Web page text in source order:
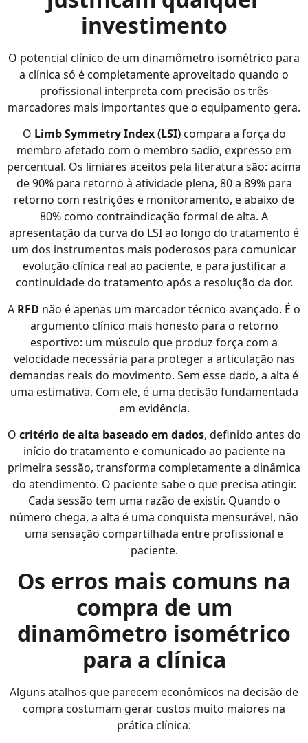
investimento
O potencial clínico de um dinamômetro isométrico para
a clínica só é completamente aproveitado quando o
profissional interpreta com precisão os três
marcadores mais importantes que o equipamento gera.
O Limb Symmetry Index (LSI)compara a força do
membro afetado com o membro sadio, expresso em
percentual. Os limiares aceitos pela literatura são: acima
de 90% para retorno à atividade plena, 80 a 89% para
retorno com restrições e monitoramento, e abaixo de
80% como contraindicação formal de alta. A
apresentação da curva do LSI ao longo do tratamento é
um dos instrumentos mais poderosos para comunicar
evolução clínica real ao paciente, e para justificar a
continuidade do tratamento após a resolução da dor.
A RFD não é apenas um marcador técnico avançado. É o
argumento clínico mais honesto para o retorno
esportivo: um músculo que produz força com a
velocidade necessária para proteger a articulação nas
demandas reais do movimento. Sem esse dado, a alta é
uma estimativa. Com ele, é uma decisão fundamentada
em evidência.
O critério de alta baseado em dados, definido antes do
início do tratamento e comunicado ao paciente na
primeira sessão, transforma completamente a dinâmica
do atendimento. O paciente sabe o que precisa atingir.
Cada sessão tem uma razão de existir. Quando o
número chega, a alta é uma conquista mensurável, não
uma sensação compartilhada entre profissional e
paciente.
Os erros mais comuns na
compra de um
dinamômetro isométrico
para a clínica
Alguns atalhos que parecem econômicos na decisão de
compra costumam gerar custos muito maiores na
prática clínica: